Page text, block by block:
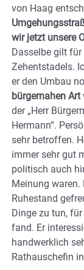
von Haag
wir jetzt unsere
Dasselbe gilt
Zehentstadels.
er den Umbau
bürgernahen Art
der „Herr
Hermann“.
sehr betroffen.
immer sehr gut
politisch auch
Meinung waren.
Ruhestand
Dinge zu tun,
fand. Er
handwerklich
Rathauschefin